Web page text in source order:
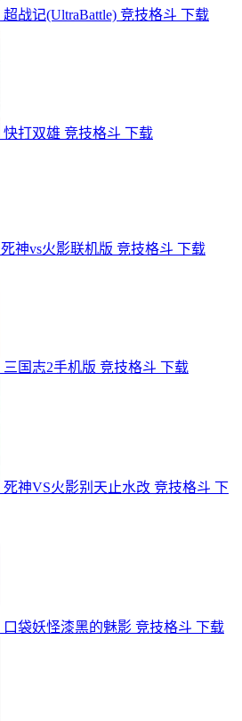
超战记(UltraBattle) 竞技格斗 下载
快打双雄 竞技格斗 下载
死神vs火影联机版 竞技格斗 下载
三国志2手机版 竞技格斗 下载
死神VS火影别天止水改 竞技格斗 下
口袋妖怪漆黑的魅影 竞技格斗 下载